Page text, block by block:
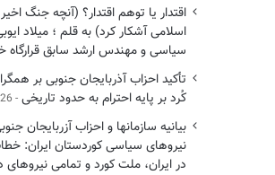
اقتدار یا توهم اقتدار؟ (آنچه جنگ
اسلامی آشکار کرد) به قلم ؛ میلاد
سیاسی و مهندس ارشد سابق قرارگاه
تأکید احزاب آذربایجان جنوبی بر
کُرد بر پایه احترام به حدود تاریخی
بیانیه سازمانها و احزاب آزربایجان
نیروهای سیاسی کوردستان ایران:
در ایران، ملت کورد و تمامی